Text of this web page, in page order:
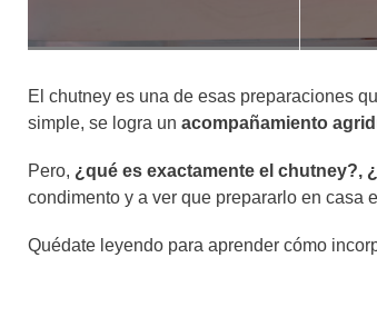
El chutney es una de esas preparaciones
simple, se logra un acompañamiento
Pero, ¿qué es exactamente el chutney?,
condimento y a ver que prepararlo en casa
Quédate leyendo para aprender cómo